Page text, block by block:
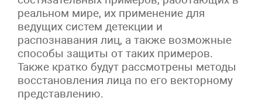
реальном мире, их применение для
ведущих систем детекции и
распознавания лиц, а также возможные
способы защиты от таких примеров.
Также кратко будут рассмотрены методы
восстановления лица по его векторному
представлению.